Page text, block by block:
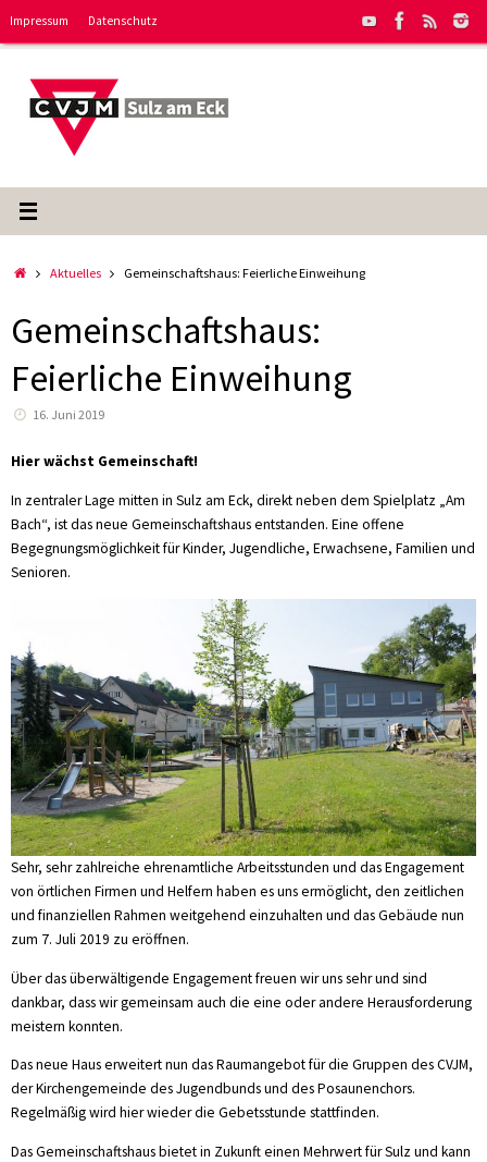
Impressum Datenschutz
StartAktuelles Gemeinschaftshaus: Feierliche Einweihung
Gemeinschaftshaus:
Feierliche Einweihung
16. Juni 2019
Hier wächst Gemeinschaft!
In zentraler Lage mitten in Sulz am Eck, direkt neben dem Spielplatz „Am
Bach“, ist das neue Gemeinschaftshaus entstanden. Eine offene
Begegnungsmöglichkeit für Kinder, Jugendliche, Erwachsene, Familien und
Senioren.
Sehr, sehr zahlreiche ehrenamtliche Arbeitsstunden und das Engagement
von örtlichen Firmen und Helfern haben es uns ermöglicht, den zeitlichen
und finanziellen Rahmen weitgehend einzuhalten und das Gebäude nun
zum 7. Juli 2019 zu eröffnen.
Über das überwältigende Engagement freuen wir uns sehr und sind
dankbar, dass wir gemeinsam auch die eine oder andere Herausforderung
meistern konnten.
Das neue Haus erweitert nun das Raumangebot für die Gruppen des CVJM,
der Kirchengemeinde des Jugendbunds und des Posaunenchors.
Regelmäßig wird hier wieder die Gebetsstunde stattfinden.
Das Gemeinschaftshaus bietet in Zukunft einen Mehrwert für Sulz und kann